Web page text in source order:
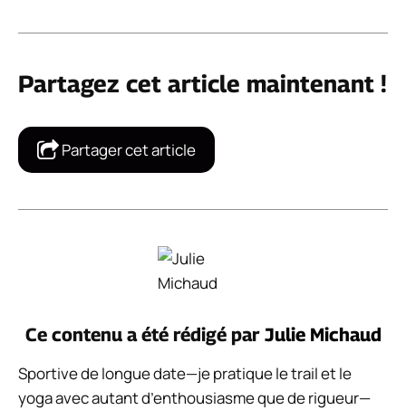
Partagez cet article maintenant !
Partager cet article
Ce contenu a été rédigé par Julie Michaud
Sportive de longue date—je pratique le trail et le
yoga avec autant d’enthousiasme que de rigueur—